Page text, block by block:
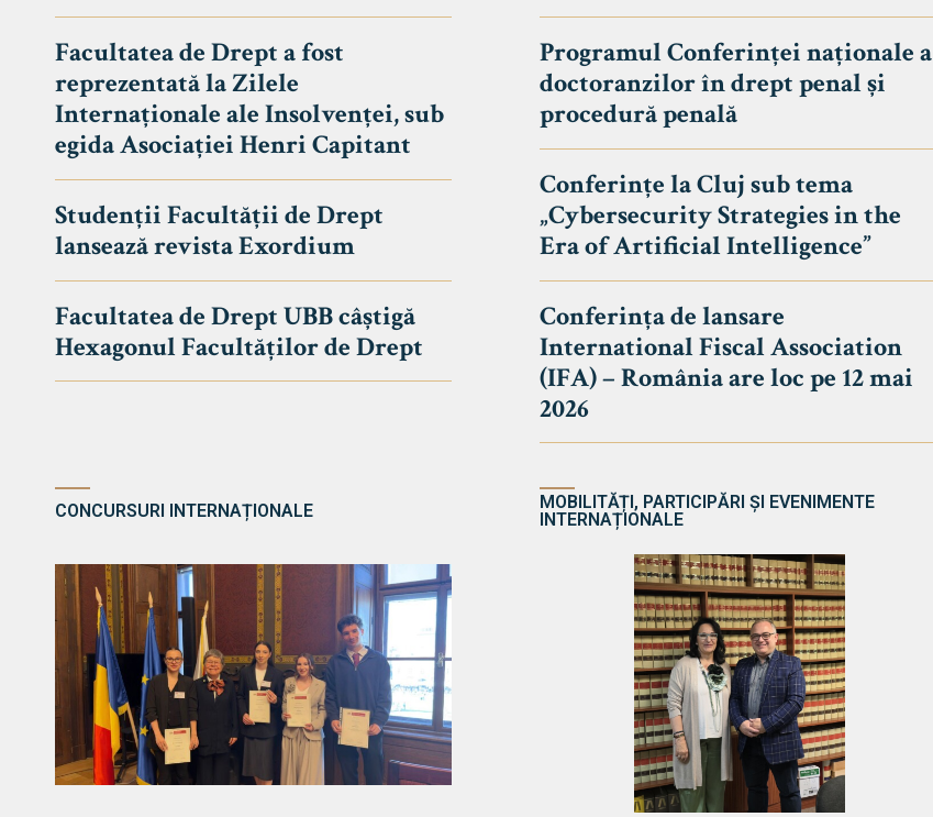
UNIVERSITATEA BABEȘ - BOLYAI
FACULTATEA
DE DREPT
Avizier Studenți
Studii
Admitere
Erasmus & Internațional
Știri
Echipa Facultății
Bibliotecă & Reviste
Facultatea de Drept a fost
reprezentată la Zilele
Internaționale ale Insolvenței, sub
egida Asociației Henri Capitant
Studenții Facultății de Drept
lansează revista Exordium
Facultatea de Drept UBB câștigă
Hexagonul Facultăților de Drept
Programul Conferinței naționale a
doctoranzilor în drept penal și
procedură penală
Conferințe la Cluj sub tema
„Cybersecurity Strategies in the
Era of Artificial Intelligence”
Conferința de lansare
International Fiscal Association
(IFA) – România are loc pe 12 mai
2026
CONCURSURI INTERNAȚIONALE
MOBILITĂȚI, PARTICIPĂRI ȘI EVENIMENTE
INTERNAȚIONALE